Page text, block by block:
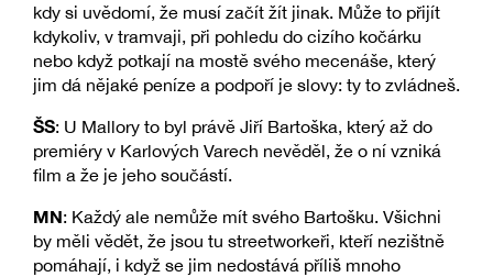
kdy si uvědomí, že musí začít žít jinak. Může to přijít
kdykoliv, v tramvaji, při pohledu do cizího kočárku
nebo když potkají na mostě svého mecenáše, který
jim dá nějaké peníze a podpoří je slovy: ty to zvládneš.
ŠS: U Mallory to byl právě Jiří Bartoška, který až do
premiéry v Karlových Varech nevěděl, že o ní vzniká
film a že je jeho součástí.
MN: Každý ale nemůže mít svého Bartošku. Všichni
by měli vědět, že jsou tu streetworkeři, kteří nezištně
pomáhají, i když se jim nedostává příliš mnoho